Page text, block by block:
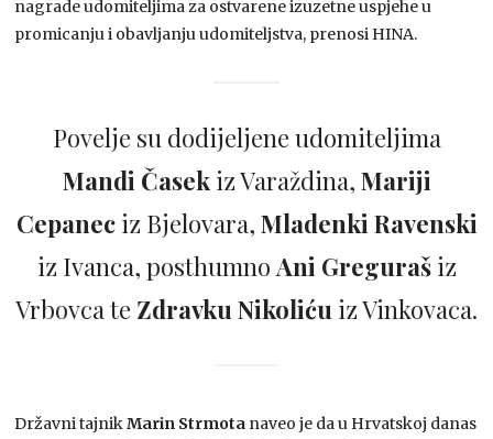
nagrade udomiteljima za ostvarene izuzetne uspjehe u
promicanju i obavljanju udomiteljstva, prenosi HINA.
Povelje su dodijeljene udomiteljima
Mandi Časekiz Varaždina, Mariji
Cepaneciz Bjelovara, Mladenki Ravenski
iz Ivanca, posthumno Ani Gregurašiz
Vrbovca te Zdravku Nikoliću iz Vinkovaca.
Državni tajnikMarin Strmota naveo je da u Hrvatskoj danas